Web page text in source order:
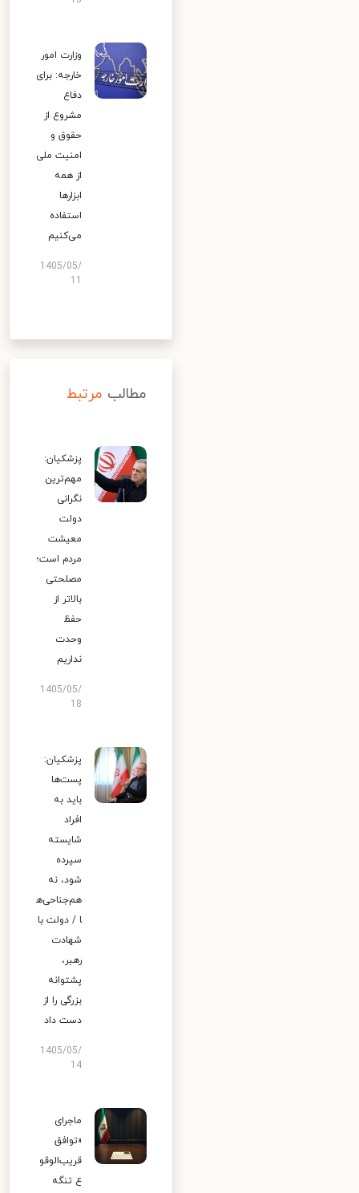
وزارت امور
خارجه: برای
دفاع
مشروع از
حقوق و
امنیت ملی
از همه
ابزارها
استفاده
می‌کنیم
1405/05/
مطالب مرتبط
پزشکیان:
مهم‌ترین
نگرانی
دولت
معیشت
مردم است؛
مصلحتی
بالاتر از
حفظ
وحدت
نداریم
1405/05/
18
پزشکیان:
پست‌ها
باید به
افراد
شایسته
سپرده
شود، نه
هم‌جناحی‌ه
ا / دولت با
شهادت
رهبر،
پشتوانه
بزرگی را از
دست داد
1405/05/
14
ماجرای
«توافق
قریب‌الوقو
ع تنگه